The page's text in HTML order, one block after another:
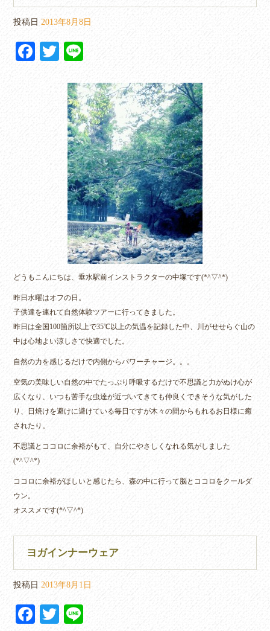
投稿日 2013年8月8日
Fa T
tte
どうもこんにちは、垂水駅前インストラクターの中塚です(*^▽^*)
昨日水曜はオフの日。
子供達を連れて自然体験ツアーに行ってきました。
昨日は全国100箇所以上で35℃以上の気温を記録した中、川がせせらぐ山の
中は心地よい涼しさで快適でした。
自然の力を感じるだけで内側からパワーチャージ。。。
空気の美味しい自然の中でたっぷり呼吸するだけで不思議と力がぬけ心が
広くなり、いつも苦手な虫達が近づいてきても仲良くできそうな気がした
り、日焼けを避けに避けている毎日ですが木々の間からもれるお日様に癒
されたり。
不思議とココロに余裕がもて、自分にやさしくなれる気がしました
(*^▽^*)
ココロに余裕がほしいと感じたら、森の中に行って脳とココロをクールダ
ウン。
オススメです(*^▽^*)
ヨガインナーウェア
投稿日 2013年8月1日
Fa T